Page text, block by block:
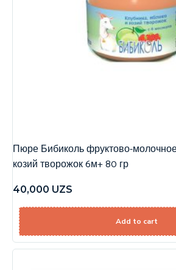
Пюре Бибиколь фруктово-
козий творожок 6м+ 80 гр
40,000 UZS
Add to cart